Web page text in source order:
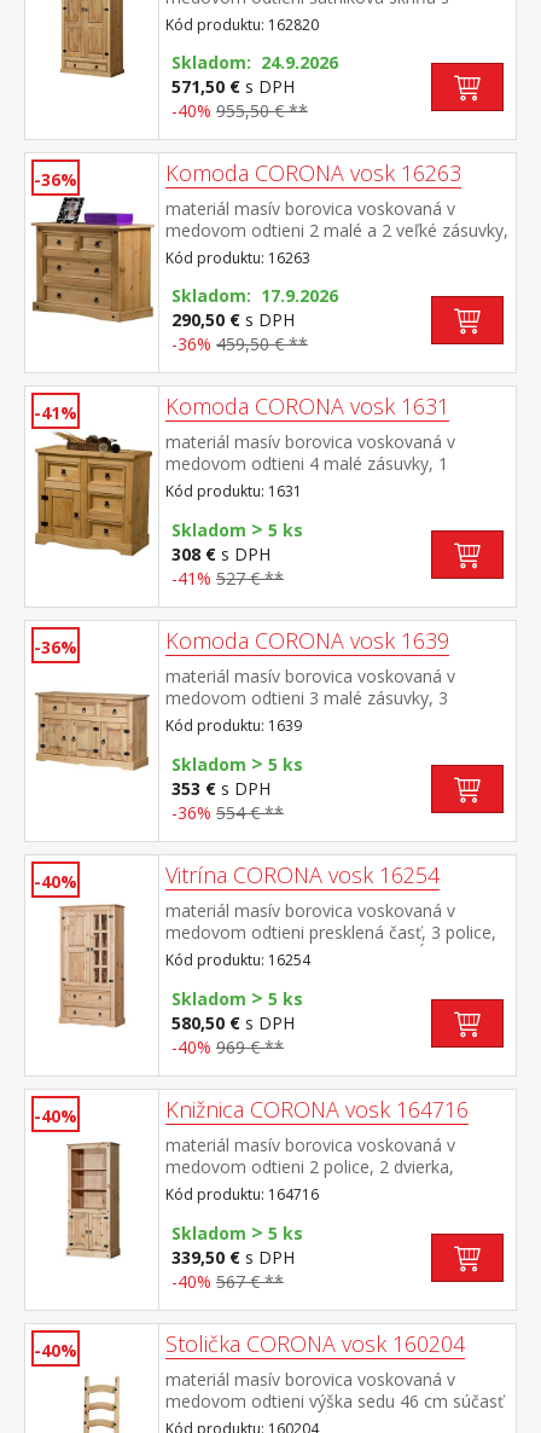
šatníkovou tyčou a policou na klobúky v
spodnej časti veľká zásuvka, kovové
ozdobné úchytky odporúčaný nadstavec
CORONA 16951 súčasť zostavy Corona
Kód produktu: 162820
Skladom: 24.9.2026
571,50 € s DPH
-40% 955,50 € **
-36% Komoda CORONA vosk 16263
materiál masív borovica voskovaná v
medovom odtieni 2 malé a 2 veľké zásuvky,
kovové ozdobné úchytky vhodný doplnok je
nadstavec CORONA 16463 súčasť zostavy
Corona
Kód produktu: 16263
Skladom: 17.9.2026
290,50 € s DPH
-36% 459,50 € **
-41% Komoda CORONA vosk 1631
materiál masív borovica voskovaná v
medovom odtieni 4 malé zásuvky, 1
dvierka, kovové ozdobné úchytky možné
doplniť nadstavcom Corona 16463 súčasť
zostavy Corona
Kód produktu: 1631
Skladom > 5 ks
308 € s DPH
-41% 527 € **
-36% Komoda CORONA vosk 1639
materiál masív borovica voskovaná v
medovom odtieni 3 malé zásuvky, 3
dvierka, 1 polica, kovové ozdobné
úchytky vhodný doplnok nadstavec
CORONA 16465 súčasť zostavy Corona
Kód produktu: 1639
Skladom > 5 ks
353 € s DPH
-36% 554 € **
-40% Vitrína CORONA vosk 16254
materiál masív borovica voskovaná v
medovom odtieni presklená časť, 3 police,
1 plná dvierka, 2 veľké zásuvky hĺbka
zásuvky 32 cm, kovové ozdobné úchytky
súčasť zostavy Corona
Kód produktu: 16254
Skladom > 5 ks
580,50 € s DPH
-40% 969 € **
-40% Knižnica CORONA vosk 164716
materiál masív borovica voskovaná v
medovom odtieni 2 police, 2 dvierka,
kovové ozdobné úchytky súčasť zostavy
Corona
Kód produktu: 164716
Skladom > 5 ks
339,50 € s DPH
-40% 567 € **
-40% Stolička CORONA vosk 160204
materiál masív borovica voskovaná v
medovom odtieni výška sedu 46 cm súčasť
zostavy Corona
Kód produktu: 160204